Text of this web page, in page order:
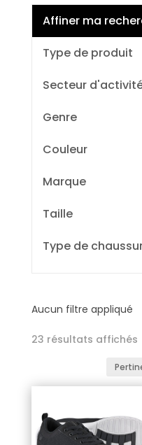
Affiner ma
Type de produit
Secteur
Genre
Couleur
Marque
Taille
Type de
Aucun filtre appliqué
23 résultats affichés